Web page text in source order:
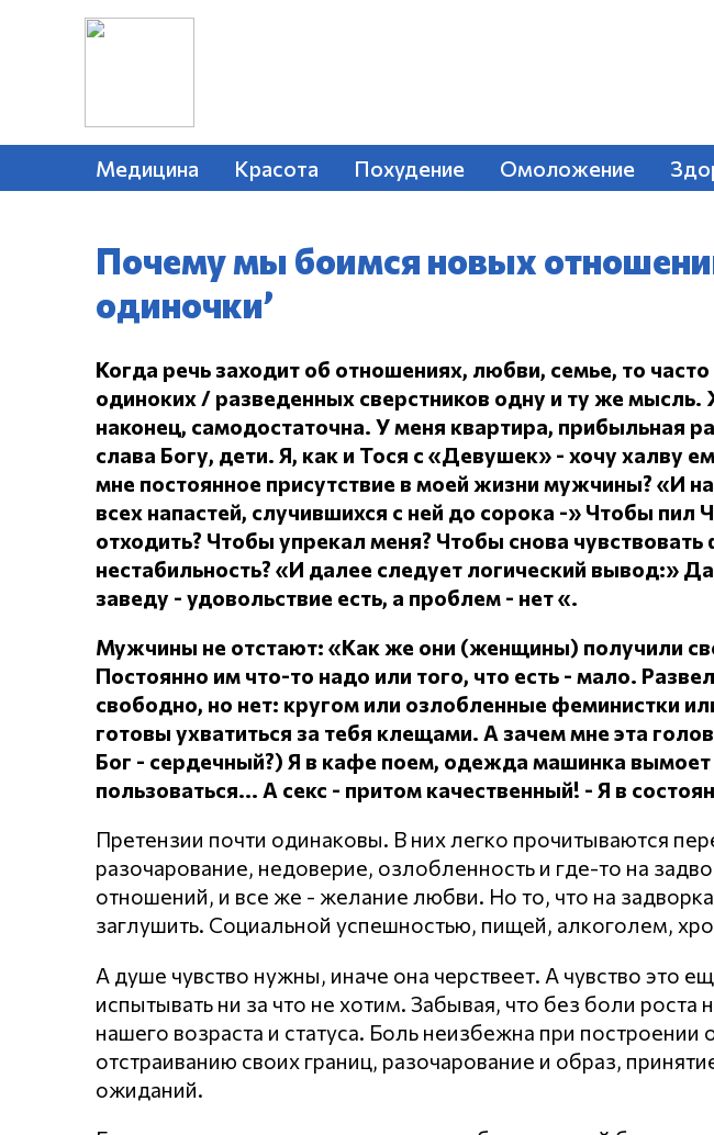
Медицина Красота Похудение Омоложение
Почему мы боимся новых
одиночки’
Когда речь заходит об отношениях, любви, семье, то
одиноких / разведенных сверстников одну и ту же мысль.
наконец, самодостаточна. У меня квартира, прибыльная
слава Богу, дети. Я, как и Тося с «Девушек» - хочу халву
мне постоянное присутствие в моей жизни мужчины? «И
всех напастей, случившихся с ней до сорока -» Чтобы пил
отходить? Чтобы упрекал меня? Чтобы снова
нестабильность? «И далее следует логический вывод:»
заведу - удовольствие есть, а проблем - нет «.
Мужчины не отстают: «Как же они (женщины) получили
Постоянно им что-то надо или того, что есть - мало.
свободно, но нет: кругом или озлобленные феминистки
готовы ухватиться за тебя клещами. А зачем мне эта
Бог - сердечный?) Я в кафе поем, одежда машинка
пользоваться... А секс - притом качественный! - Я в
Претензии почти одинаковы. В них легко прочитываются
разочарование, недоверие, озлобленность и где-то на
отношений, и все же - желание любви. Но то, что на
заглушить. Социальной успешностью, пищей, алкоголем,
А душе чувство нужны, иначе она черствеет. А чувство это
испытывать ни за что не хотим. Забывая, что без боли роста
нашего возраста и статуса. Боль неизбежна при построении
отстраиванию своих границ, разочарование и образ,
ожиданий.